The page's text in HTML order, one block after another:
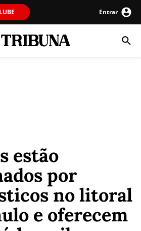
Entrar
estão
por
no litoral
e oferecem